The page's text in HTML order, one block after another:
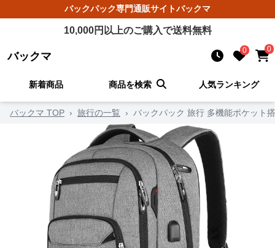
バックパック専門通販サイトバックマ
10,000円以上のご購入で送料無料
バックマ 0 0
新着商品 商品を検索 人気ランキング
バックマ TOP › 旅行の一覧 › バックパック 旅行 多機能ポケット